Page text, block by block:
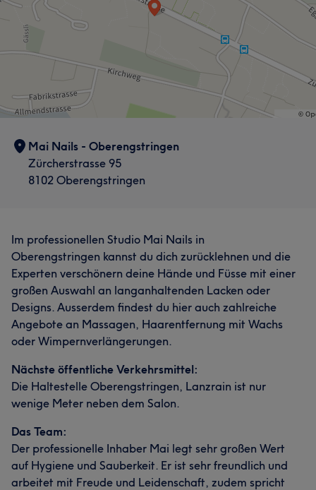
Mai Nails - Oberengstringen
Zürcherstrasse 95
8102 Oberengstringen
Im professionellen Studio Mai Nails in
Oberengstringen kannst du dich zurücklehnen und die
Experten verschönern deine Hände und Füsse mit einer
großen Auswahl an langanhaltenden Lacken oder
Designs. Ausserdem findest du hier auch zahlreiche
Angebote an Massagen, Haarentfernung mit Wachs
oder Wimpernverlängerungen.
Nächste öffentliche Verkehrsmittel:
Die Haltestelle Oberengstringen, Lanzrain ist nur
wenige Meter neben dem Salon.
Das Team:
Der professionelle Inhaber Mai legt sehr großen Wert
auf Hygiene und Sauberkeit. Er ist sehr freundlich und
arbeitet mit Freude und Leidenschaft, zudem spricht